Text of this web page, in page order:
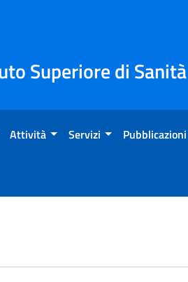
Superiore di Sanità
Attività Servizi Pubblicazioni
- Eventi